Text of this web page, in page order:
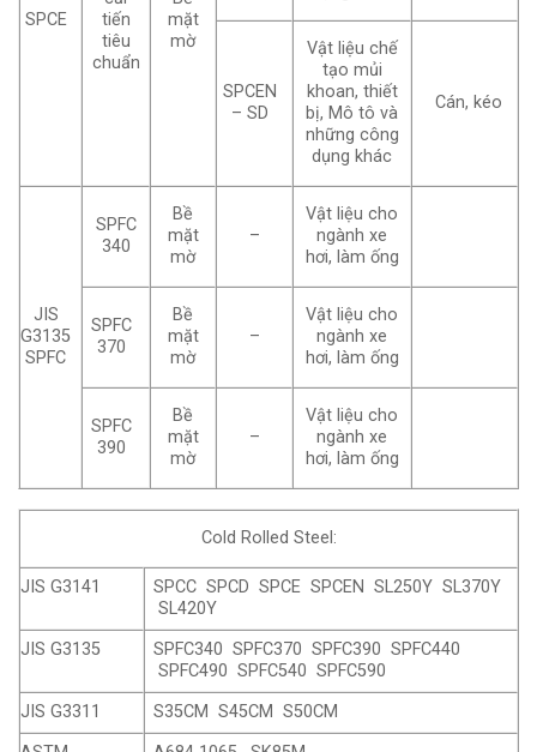
SPCE
tiến
tiêu
chuẩn
mặt
mờ
SPCEN
– SD
Vật liệu chế
tạo mủi
khoan, thiết
bị, Mô tô và
những công
dụng khác
Cán, kéo
JIS
G3135
SPFC
SPFC
340
Bề
mặt
mờ
–
Vật liệu cho
ngành xe
hơi, làm ống
SPFC
370
Bề
mặt
mờ
–
Vật liệu cho
ngành xe
hơi, làm ống
SPFC
390
Bề
mặt
mờ
–
Vật liệu cho
ngành xe
hơi, làm ống
Cold Rolled Steel:
JIS G3141
SPCC SPCD SPCE SPCEN SL250Y SL370Y
SL420Y
JIS G3135
SPFC340 SPFC370 SPFC390 SPFC440
SPFC490 SPFC540 SPFC590
JIS G3311
S35CM S45CM S50CM